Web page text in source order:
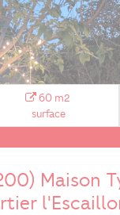
60 m2
surface
Maison